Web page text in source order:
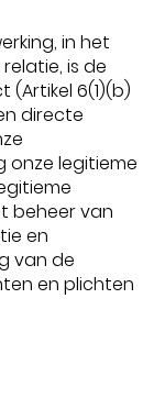
in het
is de
6(1)(b)
directe
onze legitieme
beheer van
en
van de
en plichten